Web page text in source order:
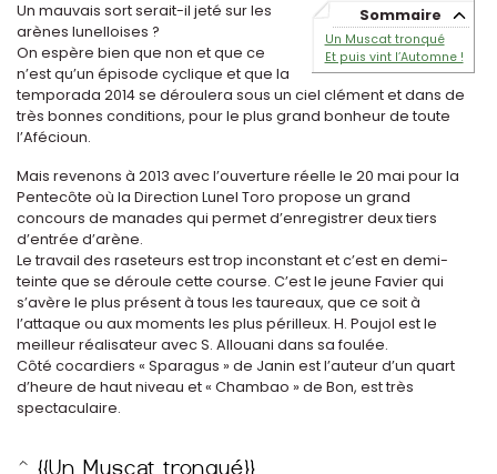
Sommaire
Un Muscat tronqué
Et puis vint l’Automne !
Un mauvais sort serait-il jeté sur les
arènes lunelloises ?
On espère bien que non et que ce
n’est qu’un épisode cyclique et que la
temporada 2014 se déroulera sous un ciel clément et dans de
très bonnes conditions, pour le plus grand bonheur de toute
l’Afécioun.
Mais revenons à 2013 avec l’ouverture réelle le 20 mai pour la
Pentecôte où la Direction Lunel Toro propose un grand
concours de manades qui permet d’enregistrer deux tiers
d’entrée d’arène.
Le travail des raseteurs est trop inconstant et c’est en demi-
teinte que se déroule cette course. C’est le jeune Favier qui
s’avère le plus présent à tous les taureaux, que ce soit à
l’attaque ou aux moments les plus périlleux. H. Poujol est le
meilleur réalisateur avec S. Allouani dans sa foulée.
Côté cocardiers « Sparagus » de Janin est l’auteur d’un quart
d’heure de haut niveau et « Chambao » de Bon, est très
spectaculaire.